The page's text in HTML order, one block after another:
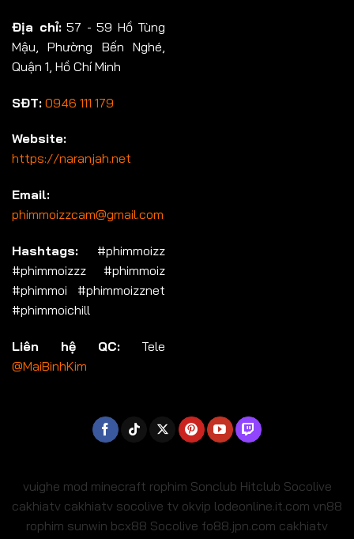
Địa chỉ:57 - 59 Hồ Tùng
Mậu, Phường Bến Nghé,
Quận 1, Hồ Chí Minh
SĐT: 0946 111 179
Website:
https://naranjah.net
Email:
phimmoizzcam@gmail.com
Hashtags: #phimmoizz
#phimmoizzz #phimmoiz
#phimmoi #phimmoizznet
#phimmoichill
Liên hệ QC: Tele
@MaiBinhKim
vuighe mod minecraft rophim Sonclub Hitclub Socolive
cakhiatv cakhiatv socolive tv okvip lodeonline.it.com vn88
rophim sunwin bcx88 Socolive fo88.jpn.com cakhiatv